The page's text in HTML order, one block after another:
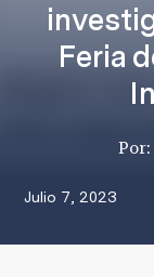
Feria
Julio 7, 2023